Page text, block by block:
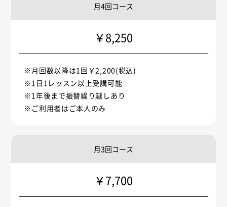
月4回コース
￥8,250
※月回数以降は1回￥2,200(税込)
※1日1レッスン以上受講可能
※1年後まで振替繰り越しあり
※ご利用者はご本人のみ
月3回コース
￥7,700